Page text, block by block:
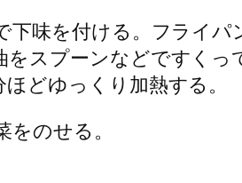
下味を付ける。フライ
スプーンなどですく
どゆっくり加熱する。
のせる。